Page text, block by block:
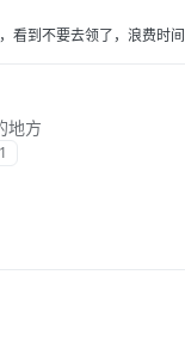
看到不要去领了，浪费时间
地方